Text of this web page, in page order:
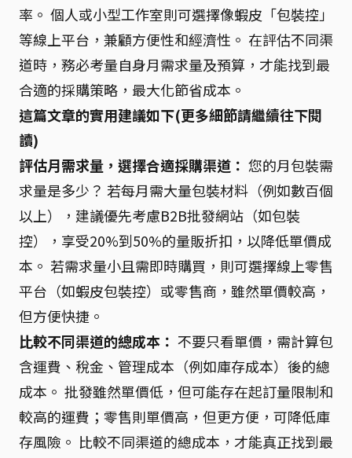
率。 個人或小型工作室則可選擇像蝦皮「包裝控」
等線上平台，兼顧方便性和經濟性。 在評估不同渠
道時，務必考量自身月需求量及預算，才能找到最
合適的採購策略，最大化節省成本。
這篇文章的實用建議如下(更多細節請繼續往下閱
讀)
評估月需求量，選擇合適採購渠道： 您的月包裝需
求量是多少？ 若每月需大量包裝材料（例如數百個
以上），建議優先考慮B2B批發網站（如包裝
控），享受20%到50%的量販折扣，以降低單價成
本。 若需求量小且需即時購買，則可選擇線上零售
平台（如蝦皮包裝控）或零售商，雖然單價較高，
但方便快捷。
比較不同渠道的總成本： 不要只看單價，需計算包
含運費、稅金、管理成本（例如庫存成本）後的總
成本。 批發雖然單價低，但可能存在起訂量限制和
較高的運費；零售則單價高，但更方便，可降低庫
存風險。 比較不同渠道的總成本，才能真正找到最